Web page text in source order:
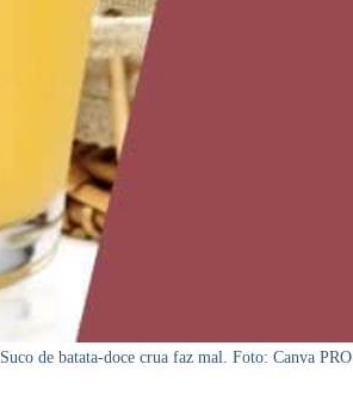
Suco de batata-doce crua faz mal. Foto: Canva PRO